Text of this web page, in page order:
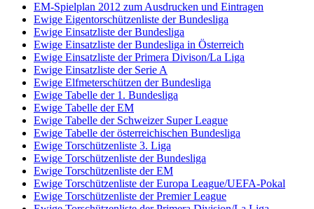
EM-Spielplan 2012 zum Ausdrucken und Eintragen
Ewige Eigentorschützenliste der Bundesliga
Ewige Einsatzliste der Bundesliga
Ewige Einsatzliste der Bundesliga in Österreich
Ewige Einsatzliste der Primera Divison/La Liga
Ewige Einsatzliste der Serie A
Ewige Elfmeterschützen der Bundesliga
Ewige Tabelle der 1. Bundesliga
Ewige Tabelle der EM
Ewige Tabelle der Schweizer Super League
Ewige Tabelle der österreichischen Bundesliga
Ewige Torschützenliste 3. Liga
Ewige Torschützenliste der Bundesliga
Ewige Torschützenliste der EM
Ewige Torschützenliste der Europa League/UEFA-Pokal
Ewige Torschützenliste der Premier League